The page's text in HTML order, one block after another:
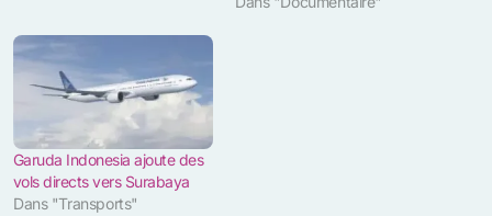
Garuda Indonesia ajoute des
vols directs vers Surabaya
Dans "Transports"